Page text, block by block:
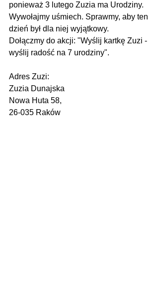
ponieważ 3 lutego Zuzia ma Urodziny.
Wywołajmy uśmiech. Sprawmy, aby ten
dzień był dla niej wyjątkowy.
Dołączmy do akcji: "Wyślij kartkę Zuzi -
wyślij radość na 7 urodziny".
Adres Zuzi:
Zuzia Dunajska
Nowa Huta 58,
26-035 Raków